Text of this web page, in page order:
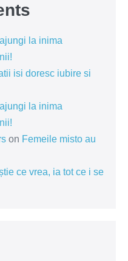
la inima
isi doresc iubire si
la inima
on Femeile misto au
ce vrea, ia tot ce i se